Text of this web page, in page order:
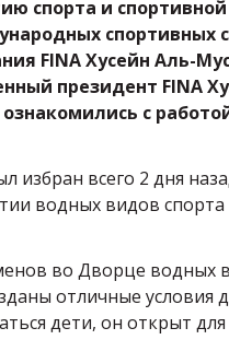
спорта и
спортивных
FINA Хусейн Аль-
президент FINA
с
всего 2 дня
водных видов
во Дворце водных
отличные условия
дети, он открыт